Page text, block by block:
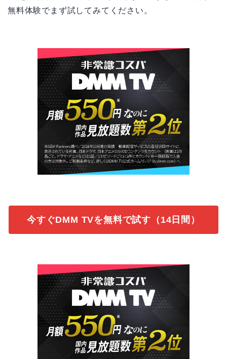
無料体験でまず試してみてください。
今すぐDMM TVを無料で試す（14日間）